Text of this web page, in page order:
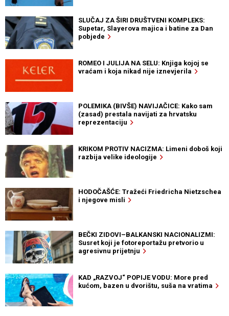
SLUČAJ ZA ŠIRI DRUŠTVENI KOMPLEKS:
Supetar, Slayerova majica i batine za Dan
pobjede
ROMEO I JULIJA NA SELU: Knjiga kojoj se
vraćam i koja nikad nije iznevjerila
POLEMIKA (BIVŠE) NAVIJAČICE: Kako sam
(zasad) prestala navijati za hrvatsku
reprezentaciju
KRIKOM PROTIV NACIZMA: Limeni doboš koji
razbija velike ideologije
HODOČAŠĆE: Tražeći Friedricha Nietzschea
i njegove misli
BEČKI ZIDOVI–BALKANSKI NACIONALIZMI:
Susret koji je fotoreportažu pretvorio u
agresivnu prijetnju
KAD „RAZVOJ“ POPIJE VODU: More pred
kućom, bazen u dvorištu, suša na vratima